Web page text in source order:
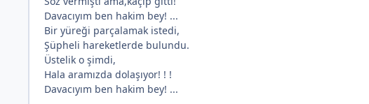
Davacıyım ben hakim bey! ...
Bir yüreği parçalamak istedi,
Şüpheli hareketlerde bulundu.
Üstelik o şimdi,
Hala aramızda dolaşıyor! ! !
Davacıyım ben hakim bey! ...